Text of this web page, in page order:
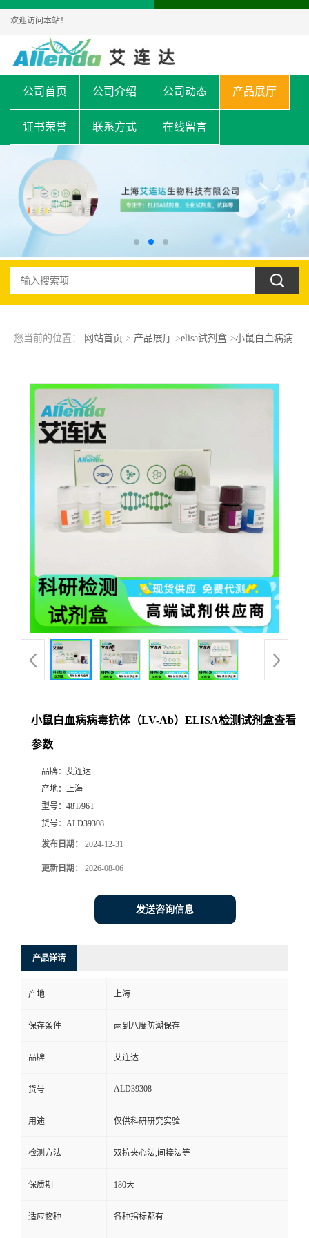
欢迎访问本站！
公司首页 公司介绍 公司动态 产品展厅
证书荣誉 联系方式 在线留言
您当前的位置： 网站首页 > 产品展厅 >elisa试剂盒>小鼠白血病病
小鼠白血病病毒抗体（LV-Ab）ELISA检测试剂盒查看
参数
品牌： 艾连达
产地： 上海
型号： 48T/96T
货号： ALD39308
发布日期： 2024-12-31
更新日期： 2026-08-06
发送咨询信息
产品详请
产地 上海
保存条件 两到八度防潮保存
品牌 艾连达
货号 ALD39308
用途 仅供科研研究实验
检测方法 双抗夹心法,间接法等
保质期 180天
适应物种 各种指标都有